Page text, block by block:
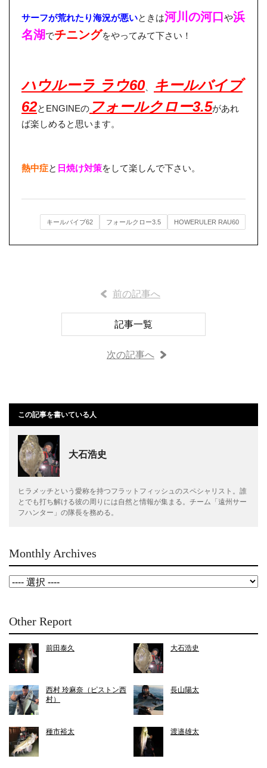
サーフが荒れたり海況が悪いときは河川の河口や浜
名湖でチニングをやってみて下さい！
ハウルーラ ラウ60
キールバイブ
62とENGINEの フォールクロー3.5があれ
ば楽しめると思います。
熱中症と 日焼け対策をして楽しんで下さい。
キールバイブ62 フォールクロー3.5 HOWERULER RAU60
前の記事へ
記事一覧
次の記事へ
この記事を書いている人
大石浩史
ヒラメッチという愛称を持つフラットフィッシュのスペシャリスト。誰
とでも打ち解ける彼の周りには自然と情報が集まる。チーム「遠州サー
フハンター」の隊長を務める。
Monthly Archives
Other Report
前田泰久 大石浩史
西村 玲麻奈（ピストン西
村）
長山陽太
種市裕太 渡邉雄太